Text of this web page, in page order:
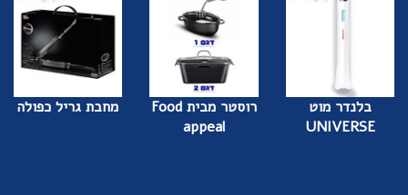
בלנדר מוט
UNIVERSE
רוסטר מבית Food
appeal
מחבת גריל כפולה